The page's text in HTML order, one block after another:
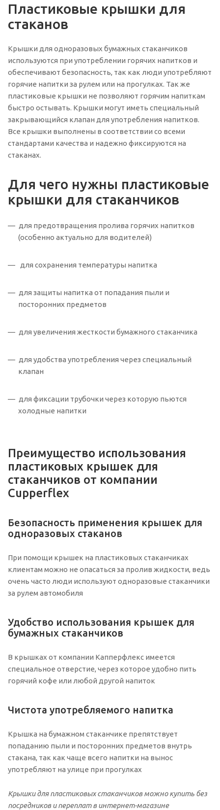
Пластиковые крышки для
стаканов
Крышки для одноразовых бумажных стаканчиков
используются при употреблении горячих напитков и
обеспечивают безопасность, так как люди употребляют
горячие напитки за рулем или на прогулках. Так же
пластиковые крышки не позволяют горячим напиткам
быстро остывать. Крышки могут иметь специальный
закрывающийся клапан для употребления напитков.
Все крышки выполнены в соответствии со всеми
стандартами качества и надежно фиксируются на
стаканах.
Для чего нужны пластиковые
крышки для стаканчиков
для предотвращения пролива горячих напитков
(особенно актуально для водителей)
для сохранения температуры напитка
для защиты напитка от попадания пыли и
посторонних предметов
для увеличения жесткости бумажного стаканчика
для удобства употребления через специальный
клапан
для фиксации трубочки через которую пьются
холодные напитки
Преимущество использования
пластиковых крышек для
стаканчиков от компании
Cupperflex
Безопасность применения крышек для
одноразовых стаканов
При помощи крышек на пластиковых стаканчиках
клиентам можно не опасаться за пролив жидкости, ведь
очень часто люди используют одноразовые стаканчики
за рулем автомобиля
Удобство использования крышек для
бумажных стаканчиков
В крышках от компании Капперфлекс имеется
специальное отверстие, через которое удобно пить
горячий кофе или любой другой напиток
Чистота употребляемого напитка
Крышка на бумажном стаканчике препятствует
попаданию пыли и посторонних предметов внутрь
стакана, так как чаще всего напитки на вынос
употребляют на улице при прогулках
Крышки для пластиковых стаканчиков можно купить без
посредников и переплат в интернет-магазине